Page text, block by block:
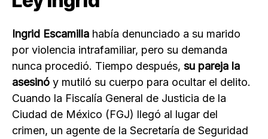
Ingrid Escamilla había denunciado a su marido
por violencia intrafamiliar, pero su demanda
nunca procedió. Tiempo después, su pareja la
asesinó y mutiló su cuerpo para ocultar el delito.
Cuando la Fiscalía General de Justicia de la
Ciudad de México (FGJ) llegó al lugar del
crimen, un agente de la Secretaría de Seguridad